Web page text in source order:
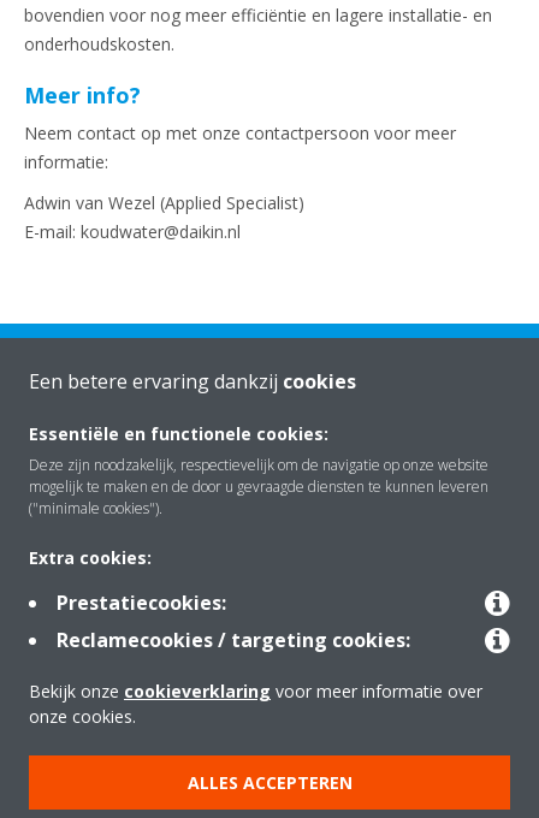
bovendien voor nog meer efficiëntie en lagere installatie- en
onderhoudskosten.
Meer info?
Neem contact op met onze contactpersoon voor meer
informatie:
Adwin van Wezel (Applied Specialist)
E-mail: koudwater@daikin.nl
Over Daikin
Oplossingen
Contact
Een betere ervaring dankzij cookies
Essentiële en functionele cookies:
Deze zijn noodzakelijk, respectievelijk om de navigatie op onze website
mogelijk te maken en de door u gevraagde diensten te kunnen leveren
("minimale cookies").
Extra cookies:
Prestatiecookies:
Reclamecookies / targeting cookies:
Bekijk onze cookieverklaring voor meer informatie over
onze cookies.
ALLES ACCEPTEREN